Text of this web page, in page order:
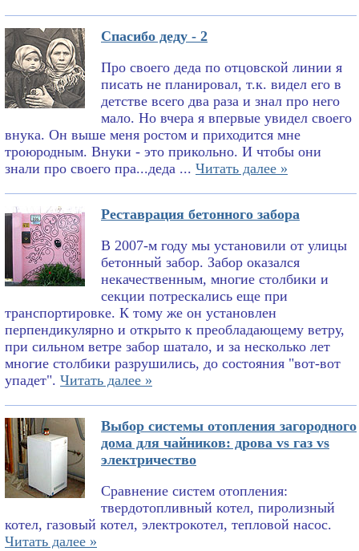
Спасибо деду - 2
Про своего деда по отцовской линии я
писать не планировал, т.к. видел его в
детстве всего два раза и знал про него
мало. Но вчера я впервые увидел своего
внука. Он выше меня ростом и приходится мне
троюродным. Внуки - это прикольно. И чтобы они
знали про своего пра...деда ... Читать далее »
Реставрация бетонного забора
В 2007-м году мы установили от улицы
бетонный забор. Забор оказался
некачественным, многие столбики и
секции потрескались еще при
транспортировке. К тому же он установлен
перпендикулярно и открыто к преобладающему ветру,
при сильном ветре забор шатало, и за несколько лет
многие столбики разрушились, до состояния "вот-вот
упадет". Читать далее »
Выбор системы отопления загородного
дома для чайников: дрова vs газ vs
электричество
Сравнение систем отопления:
твердотопливный котел, пиролизный
котел, газовый котел, электрокотел, тепловой насос.
Читать далее »